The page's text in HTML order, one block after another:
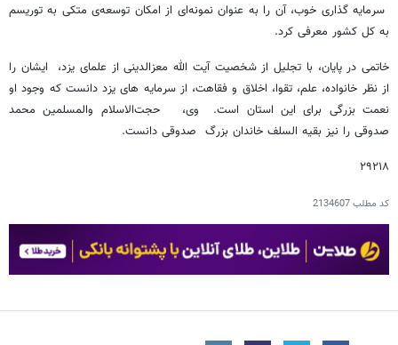
سرمایه گذاری خوب، آن را به عنوان نمونه‌ای از امکان توسعه‌ی متکی به توریسم
به کل کشور معرفی کرد.
خاتمی در پایان، با تجلیل از شخصیت آیت الله معزالدینی از علمای یزد، ایشان را
از نظر خانواده، علم، تقوا، اخلاق و فقاهت، از سرمایه های یزد دانست که وجود او
نعمت بزرگی برای این استان است. وی، حجت‌الاسلام والمسلمین محمد
صدوقی را نیز بقیه السلف خاندان بزرگ صدوقی دانست.
۲۹۲۱۸
کد مطلب2134607